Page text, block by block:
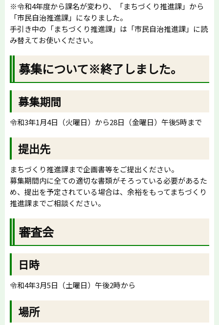
※令和4年度から課名が変わり、「まちづくり推進課」から
「市民自治推進課」になりました。
手引き中の「まちづくり推進課」は「市民自治推進課」に読
み替えてお使いください。
募集について※終了しました。
募集期間
令和3年1月4日（火曜日）から28日（金曜日）午後5時まで
提出先
まちづくり推進課まで企画書等をご提出ください。
募集期間内に全ての適切な書類がそろっている必要があるた
め、提出を予定されている場合は、余裕をもってまちづくり
推進課までご相談ください。
審査会
日時
令和4年3月5日（土曜日）午後2時から
場所